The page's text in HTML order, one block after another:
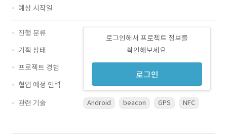
예상 시작일
로그인해서 프로젝트 정보를
확인해보세요.
로그인
진행 분류
기획 상태
프로젝트 경험
협업 예정 인력
관련 기술
Android beacon GPS NFC